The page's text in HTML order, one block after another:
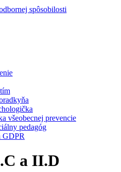
spôsobilosti
všeobecnej prevencie
pedagóg
GDPR
a II.D